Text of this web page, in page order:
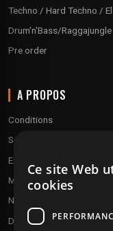
Techno / Hard Techno /
Drum'n'Bass/Raggajungle
Pre order
A PROPOS
Conditions
Service client
Expédition & retours
Modes de paiement
Notre programme de
Disques cadeaux
Ce site Web
cookies